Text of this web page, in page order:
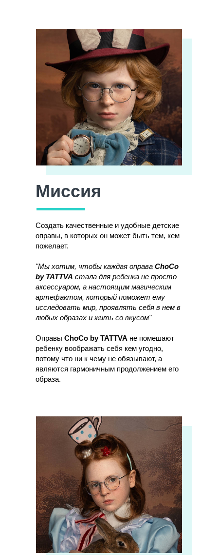
Миссия
Создать качественные и удобные детские
оправы, в которых он может быть тем, кем
пожелает.
"Мы хотим, чтобы каждая оправа ChoCo
by TATTVA стала для ребенка не просто
аксессуаром, а настоящим магическим
артефактом, который поможет ему
исследовать мир, проявлять себя в нем в
любых образах и жить со вкусом"
Оправы ChoCo by TATTVA не помешают
ребенку воображать себя кем угодно,
потому что ни к чему не обязывают, а
являются гармоничным продолжением его
образа.